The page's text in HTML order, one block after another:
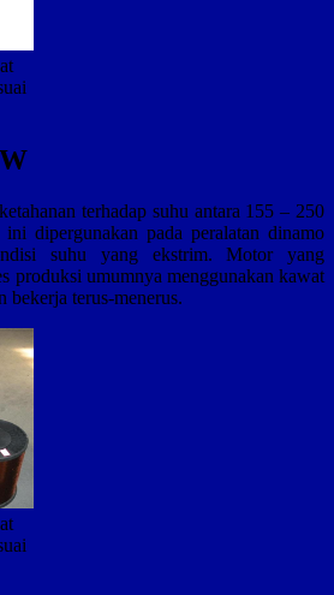
terhadap suhu antara 155 – 250
dipergunakan pada peralatan dinamo
suhu yang ekstrim. Motor yang
produksi umumnya menggunakan kawat
bekerja terus-menerus.